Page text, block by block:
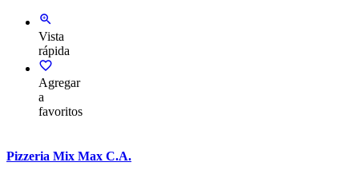
Vista
rápida
Agregar
a
favoritos
Pizzeria Mix Max C.A.